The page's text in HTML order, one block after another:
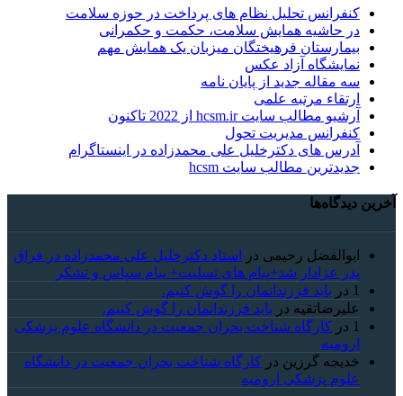
کنفرانس تحلیل نظام های پرداخت در حوزه سلامت
در حاشیه همایش سلامت، حکمت و حکمرانی
بیمارستان فرهیختگان میزبان یک همایش مهم
نمایشگاه آزاد عکس
سه مقاله جدید از پایان نامه
ارتقاء مرتبه علمی
آرشیو مطالب سایت hcsm.ir از 2022 تاکنون
کنفرانس مدیریت تحول
آدرس های دکترخلیل علی محمدزاده در اینستاگرام
جدیدترین مطالب سایت hcsm
آخرین دیدگاه‌ها
ابوالفضل رحیمی در
استاد دکترخلیل علی محمدزاده در فراق
پدر عزادار شد+پیام های تسلیت+ پیام سپاس و تشکر
1 در باید فرزندانمان را گوش کنیم.
علیرضاتقیه در باید فرزندانمان را گوش کنیم.
1 در کارگاه شناخت بحران جمعیت در دانشگاه علوم پزشکی
ارومیه
خديجه گرزین در کارگاه شناخت بحران جمعیت در دانشگاه
علوم پزشکی ارومیه